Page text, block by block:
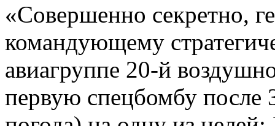
«Совершенно секретно,
командующему
авиагруппе 20-й
первую спецбомбу после